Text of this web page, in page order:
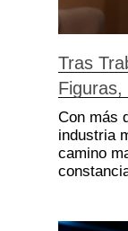
Tras
Figuras,
Con más
industria
camino